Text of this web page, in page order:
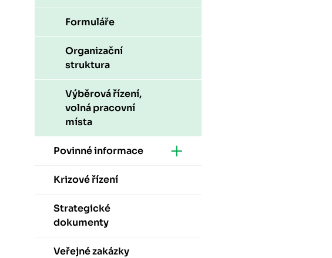
Formuláře
Organizační
struktura
Výběrová řízení,
volná pracovní
místa
Povinné informace
Krizové řízení
Strategické
dokumenty
Veřejné zakázky